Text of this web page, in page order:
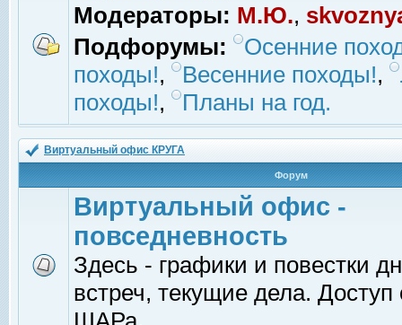
Модераторы: М.Ю.,
Подфорумы:
Осенние
походы!, Весенние походы!,
походы!, Планы на год.
Виртуальный офис КРУГА
Форум
Виртуальный офис -
повседневность
Здесь - графики и повестки
встреч, текущие дела.